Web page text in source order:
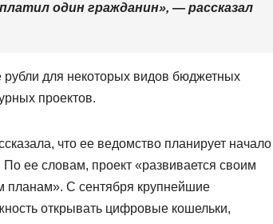
один гражданин», — рассказал
для некоторых видов бюджетных
проектов.
что ее ведомство планирует начало
ее словам, проект «развивается своим
планам». С сентября крупнейшие
открывать цифровые кошельки,